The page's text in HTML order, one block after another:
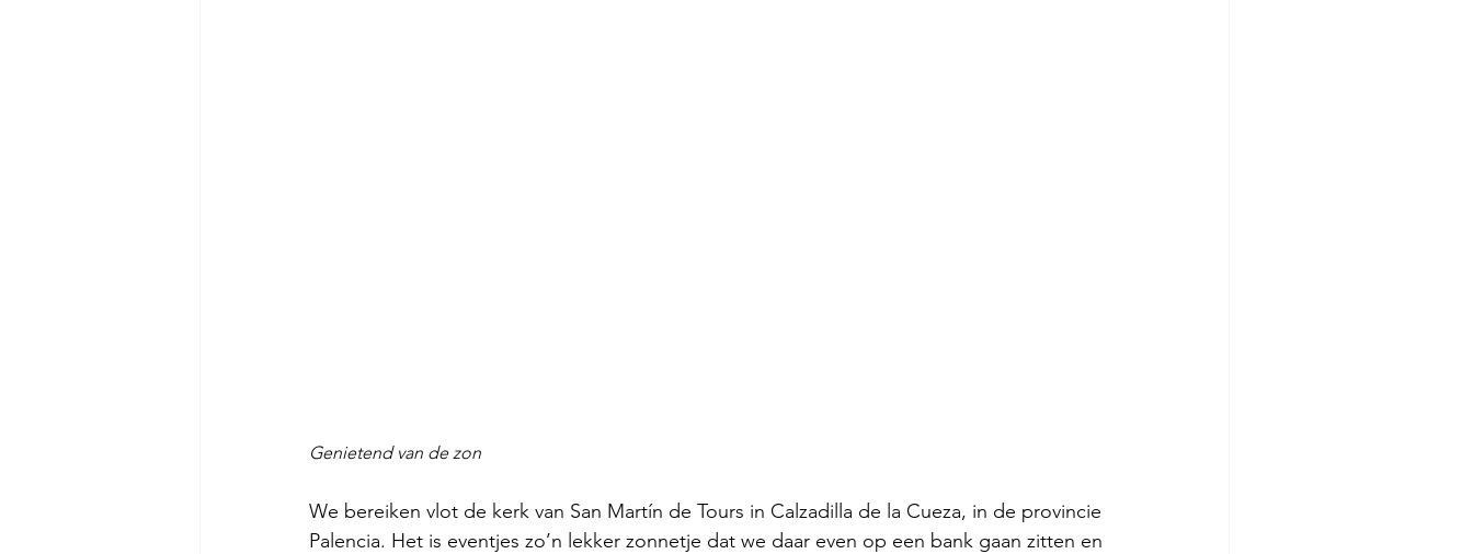
Genietend van de zon
We bereiken vlot de kerk van San Martín de Tours in Calzadilla de la Cueza, in de provincie
Palencia. Het is eventjes zo’n lekker zonnetje dat we daar even op een bank gaan zitten en